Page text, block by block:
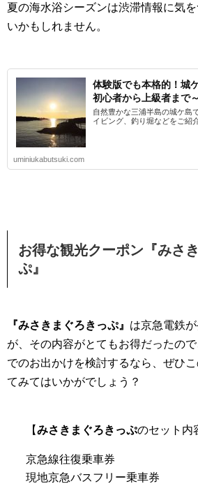
夏の海水浴シーズンは渋滞情報に気
いかもしれません。
体験版でも本格的！城
初心者から上級者まで～
自然豊かな三浦半島の城ケ島
イビング、釣り堀などをご紹
uminiukabutsuki.com
お得な観光クーポン『みさ
ぷ』
『みさきまぐろきっぷ』 は京急電鉄
が、その内容がとてもお得だったの
でのお出かけを検討するなら、ぜひ
てみてはいかがでしょう？
【みさきまぐろきっぷのセット内
京急線往復乗車券
現地京急バスフリー乗車券